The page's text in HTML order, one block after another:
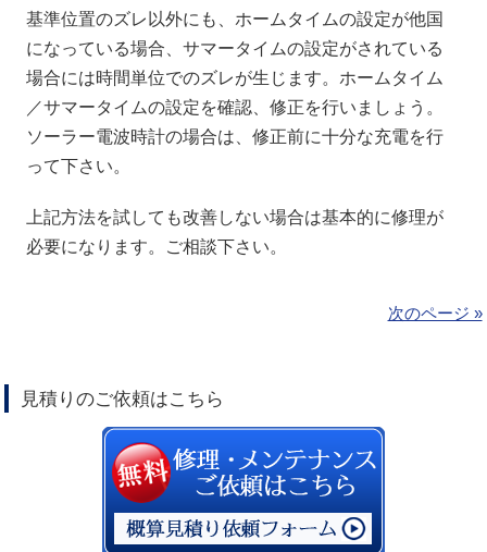
基準位置のズレ以外にも、ホームタイムの設定が他国
になっている場合、サマータイムの設定がされている
場合には時間単位でのズレが生じます。ホームタイム
／サマータイムの設定を確認、修正を行いましょう。
ソーラー電波時計の場合は、修正前に十分な充電を行
って下さい。
上記方法を試しても改善しない場合は基本的に修理が
必要になります。ご相談下さい。
次のページ »
見積りのご依頼はこちら